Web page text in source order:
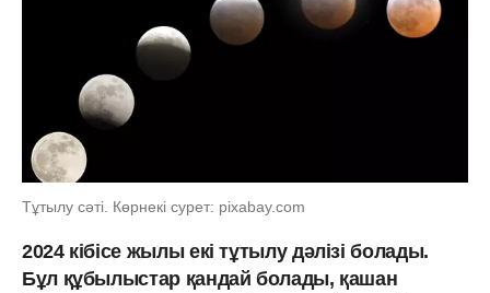
Тұтылу сәті. Көрнекі сурет: pixabay.com
2024 кібісе жылы екі тұтылу дәлізі болады.
Бұл құбылыстар қандай болады, қашан